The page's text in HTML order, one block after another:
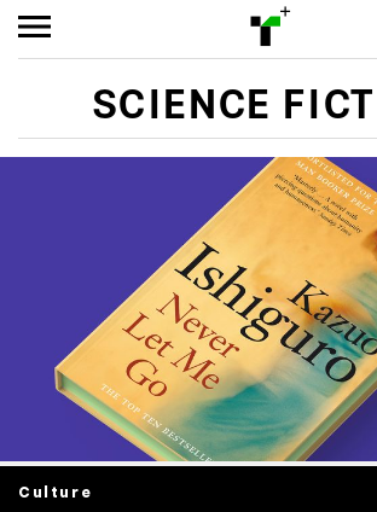
SCIENCE
Culture